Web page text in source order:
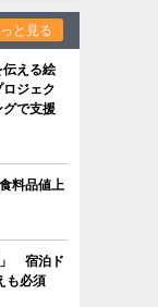
と見る
伝える絵
ジェク
で支援
料品値上
」 宿泊ド
も必須